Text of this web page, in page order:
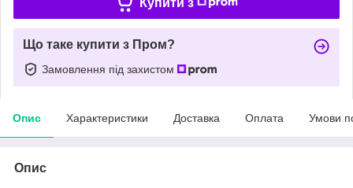
Що таке купити з Пром?
Замовлення під захистом
Опис Характеристики Доставка Оплата Умови
Опис